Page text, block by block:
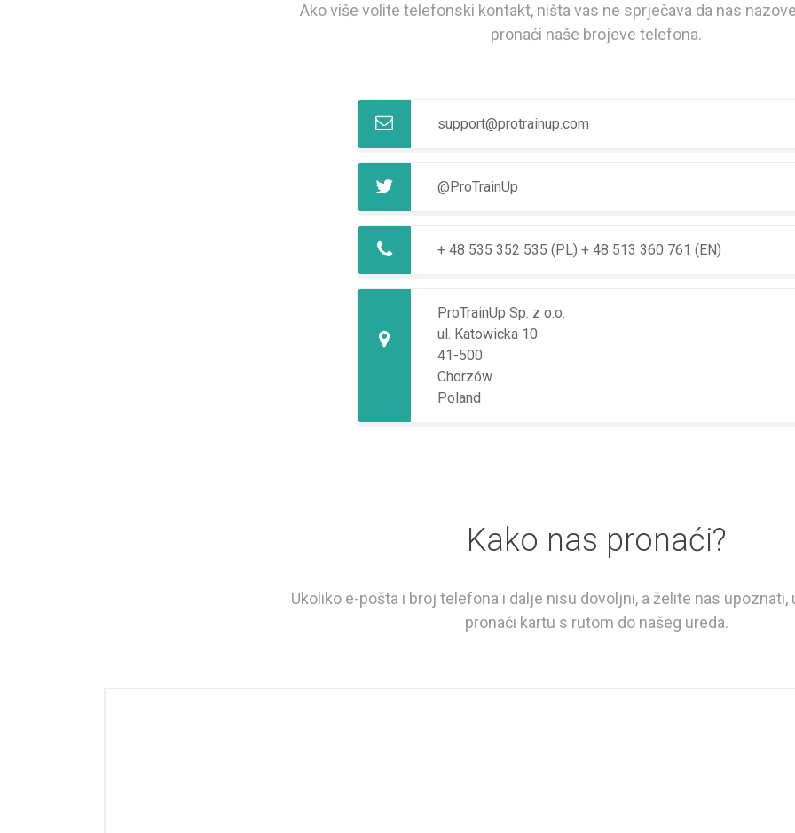
Ako više volite telefonski kontakt, ništa vas ne sprječava da nas
pronaći naše brojeve telefona.
support@protrainup.com
@ProTrainUp
+ 48 535 352 535 (PL) + 48 513 360 761 (EN)
ProTrainUp Sp. z o.o.
ul. Katowicka 10
41-500
Chorzów
Poland
Kako nas pronaći?
Ukoliko e-pošta i broj telefona i dalje nisu dovoljni, a želite nas upoznati,
pronaći kartu s rutom do našeg ureda.